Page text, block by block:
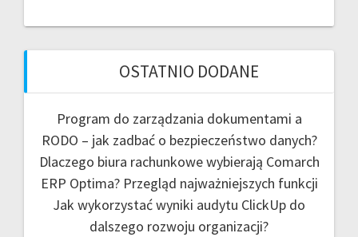
OSTATNIO DODANE
Program do zarządzania dokumentami a
RODO – jak zadbać o bezpieczeństwo danych?
Dlaczego biura rachunkowe wybierają Comarch
ERP Optima? Przegląd najważniejszych funkcji
Jak wykorzystać wyniki audytu ClickUp do
dalszego rozwoju organizacji?